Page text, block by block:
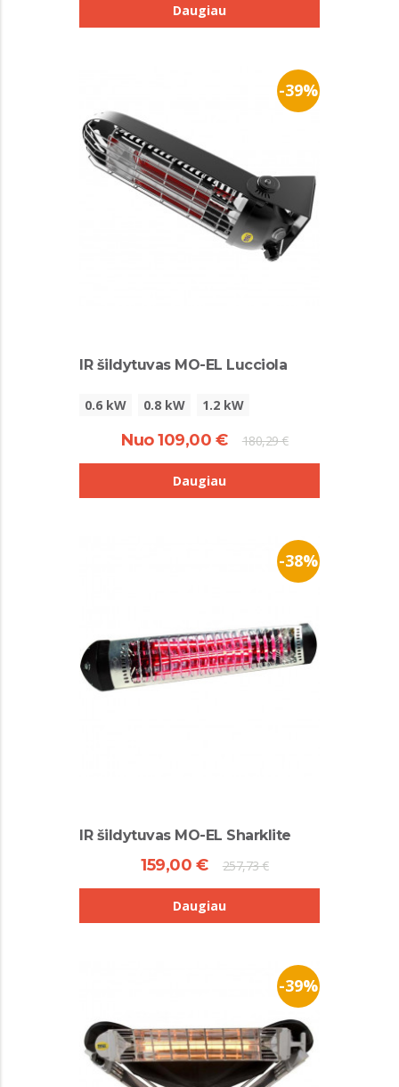
Daugiau
-39%
IR šildytuvas MO-EL Lucciola
0.6 kW 0.8 kW 1.2 kW
Nuo 109,00 € 180,29 €
Daugiau
-38%
IR šildytuvas MO-EL Sharklite
159,00 € 257,73 €
Daugiau
-39%